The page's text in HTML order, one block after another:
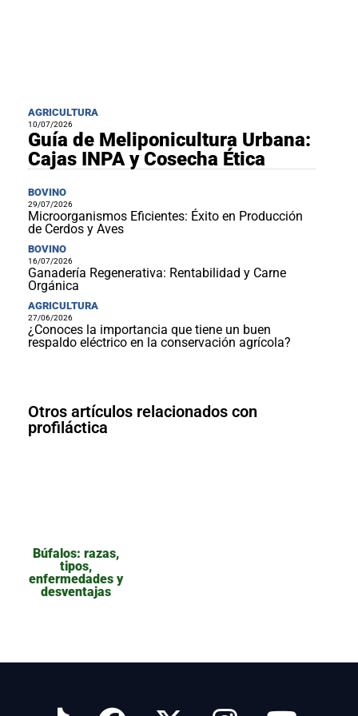
AGRICULTURA
10/07/2026
Guía de Meliponicultura Urbana:
Cajas INPA y Cosecha Ética
BOVINO
29/07/2026
Microorganismos Eficientes: Éxito en Producción
de Cerdos y Aves
BOVINO
16/07/2026
Ganadería Regenerativa: Rentabilidad y Carne
Orgánica
AGRICULTURA
27/06/2026
¿Conoces la importancia que tiene un buen
respaldo eléctrico en la conservación agrícola?
Otros artículos relacionados con
profiláctica
Búfalos: razas,
tipos,
enfermedades y
desventajas